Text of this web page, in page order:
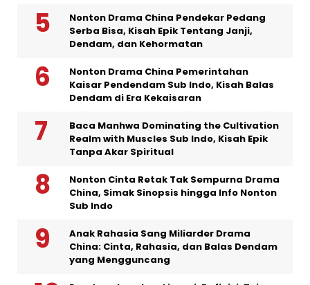
Nonton Drama China Pendekar Pedang
Serba Bisa, Kisah Epik Tentang Janji,
Dendam, dan Kehormatan
Nonton Drama China Pemerintahan
Kaisar Pendendam Sub Indo, Kisah Balas
Dendam di Era Kekaisaran
Baca Manhwa Dominating the Cultivation
Realm with Muscles Sub Indo, Kisah Epik
Tanpa Akar Spiritual
Nonton Cinta Retak Tak Sempurna Drama
China, Simak Sinopsis hingga Info Nonton
Sub Indo
Anak Rahasia Sang Miliarder Drama
China: Cinta, Rahasia, dan Balas Dendam
yang Mengguncang